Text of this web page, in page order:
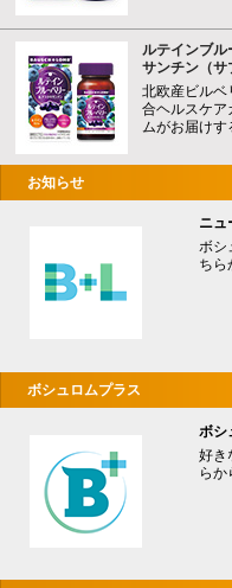
ルテインブル
サンチン（サ
北欧産ビルベ
合ヘルスケア
ムがお届けす
お知らせ
ニュ
ボシ
ちら
ボシュロムプラス
ボシ
好き
らか